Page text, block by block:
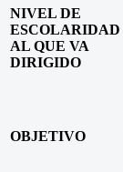
NIVEL DE
ESCOLARIDAD
AL QUE VA
DIRIGIDO
OBJETIVO